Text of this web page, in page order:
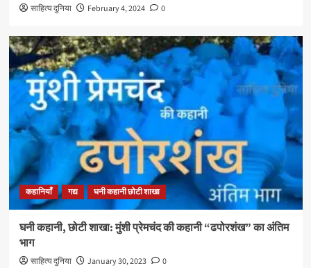
साहित्य दुनिया February 4, 2024 0
कहानियाँ गद्य घनी कहानी छोटी शाखा
घनी कहानी, छोटी शाखा: मुंशी प्रेमचंद की कहानी “ढपोरशंख” का अंतिम
भाग
साहित्य दुनिया January 30, 2023 0